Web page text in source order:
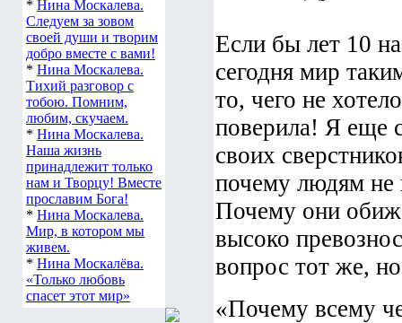
* Нина Москалева.
Следуем за зовом
своей души и творим
добро вместе с вами!
* Нина Москалева.
Тихий разговор с
тобою. Помним,
любим, скучаем.
* Нина Москалева.
Наша жизнь
принадлежит только
нам и Творцу! Вместе
прославим Бога!
* Нина Москалева.
Мир, в котором мы
живем.
* Нина Москалёва.
«Только любовь
спасет этот мир»
Если бы лет 10
сегодня мир
то, чего не
поверила! Я еще
своих
почему людям не
Почему они
высоко
вопрос тот же,
«Почему всему